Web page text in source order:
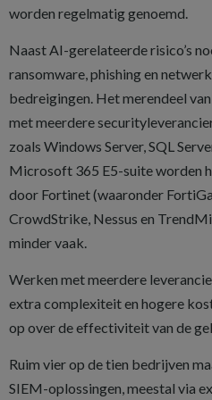
worden regelmatig genoemd.
Naast AI-gerelateerde risico’s
ransomware, phishing en
bedreigingen. Het merendeel
met meerdere
zoals Windows Server, SQL
Microsoft 365 E5-suite worden
door Fortinet (waaronder
CrowdStrike, Nessus en
minder vaak.
Werken met meerdere
extra complexiteit en hogere
op over de effectiviteit van de
Ruim vier op de tien bedrijven
SIEM-oplossingen, meestal via